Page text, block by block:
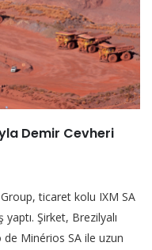
Demir Cevheri
ticaret kolu IXM SA
yaptı. Şirket, Brezilyalı
Minérios SA ile uzun